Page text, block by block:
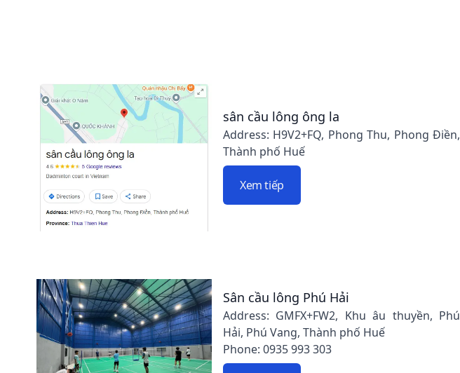
sân cầu lông ông la
Address: H9V2+FQ, Phong Thu, Phong Điền,
Thành phố Huế
Xem tiếp
Sân cầu lông Phú Hải
Address: GMFX+FW2, Khu âu thuyền, Phú
Hải, Phú Vang, Thành phố Huế
Phone: 0935 993 303